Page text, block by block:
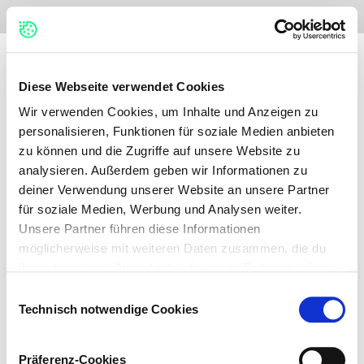
Diese Webseite verwendet Cookies
Wir verwenden Cookies, um Inhalte und Anzeigen zu
personalisieren, Funktionen für soziale Medien anbieten
zu können und die Zugriffe auf unsere Website zu
analysieren. Außerdem geben wir Informationen zu
deiner Verwendung unserer Website an unsere Partner
für soziale Medien, Werbung und Analysen weiter.
Unsere Partner führen diese Informationen
möglicherweise mit weiteren Daten zusammen, die du
Kategorien von Cookies: Technisch notwendige Cookies,
Technisch notwendige Cookies
Präferenz-Cookies